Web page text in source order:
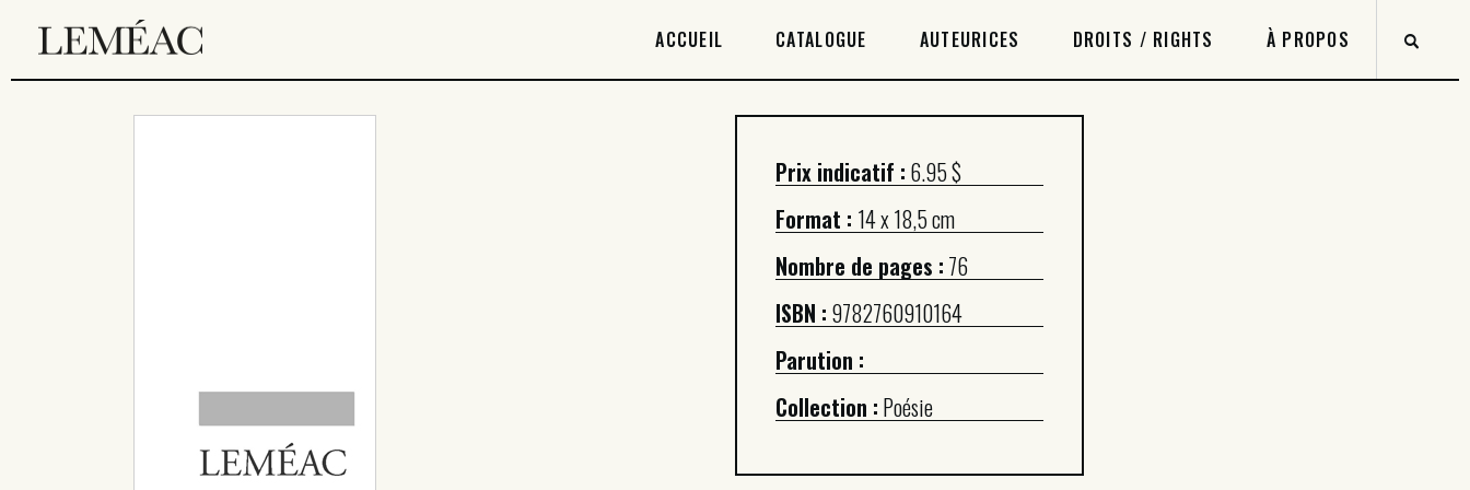
ACCUEIL CATALOGUE AUTEURICES DROITS / RIGHTS À PROPOS
CATALOGUE
Prix indicatif : 6.95 $
Format : 14 x 18,5 cm
Nombre de pages : 76
ISBN : 9782760910164
Parution :
Collection : Poésie